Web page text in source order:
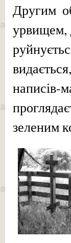
Другим
урвищем,
написів-
зеленим